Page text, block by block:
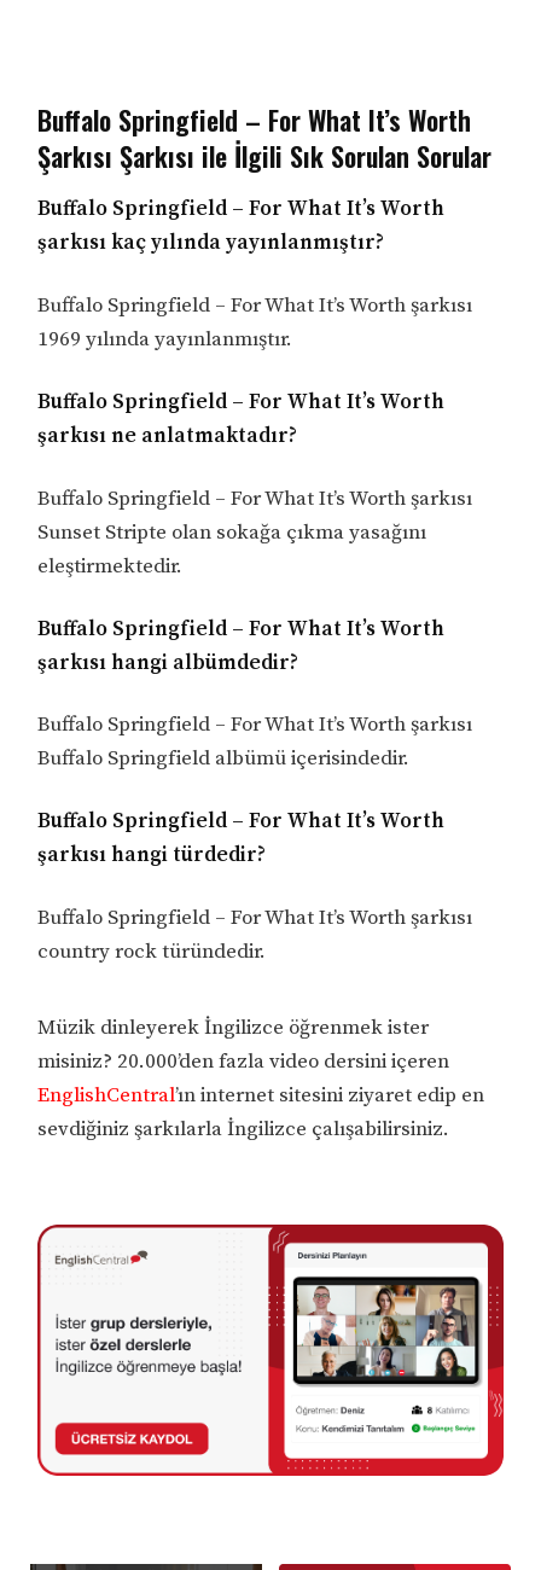
Buffalo Springfield – For What It’s Worth
Şarkısı Şarkısı ile İlgili Sık Sorulan Sorular
Buffalo Springfield – For What It’s Worth
şarkısı kaç yılında yayınlanmıştır?
Buffalo Springfield – For What It’s Worth şarkısı
1969 yılında yayınlanmıştır.
Buffalo Springfield – For What It’s Worth
şarkısı ne anlatmaktadır?
Buffalo Springfield – For What It’s Worth şarkısı
Sunset Stripte olan sokağa çıkma yasağını
eleştirmektedir.
Buffalo Springfield – For What It’s Worth
şarkısı hangi albümdedir?
Buffalo Springfield – For What It’s Worth şarkısı
Buffalo Springfield albümü içerisindedir.
Buffalo Springfield – For What It’s Worth
şarkısı hangi türdedir?
Buffalo Springfield – For What It’s Worth şarkısı
country rock türündedir.
Müzik dinleyerek İngilizce öğrenmek ister
misiniz? 20.000’den fazla video dersini içeren
EnglishCentral’ın internet sitesini ziyaret edip en
sevdiğiniz şarkılarla İngilizce çalışabilirsiniz.